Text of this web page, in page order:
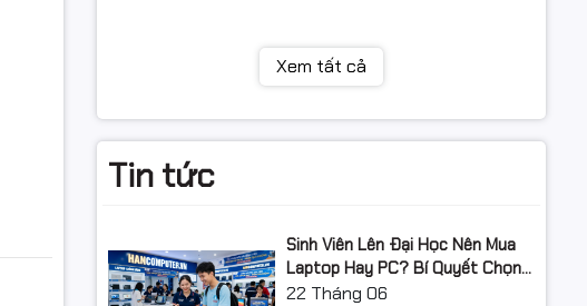
RDIMM DDR5
VXL đồ họa None GPU
Dây chuyền công nghệ
350W
Kiểu đóng gói Box
Xem tất cả
Tin tức
Sinh Viên Lên Đại Học Nên Mua
Laptop Hay PC? Bí Quyết Chọn
Máy Tính Đúng Nhu Cầu, Không
22 Tháng 06